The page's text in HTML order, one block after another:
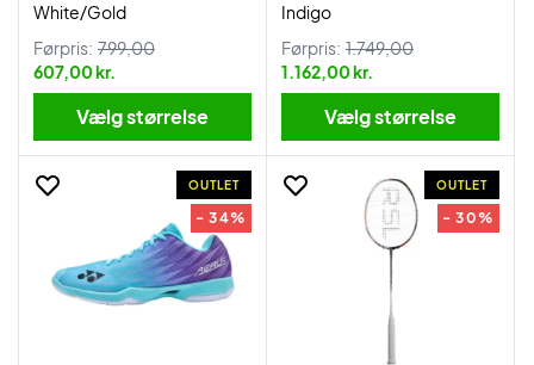
White/Gold
Førpris: 799,00
607,00 kr.
Vælg størrelse
Indigo
Førpris: 1.749,00
1.162,00 kr.
Vælg størrelse
OUTLET
- 34%
OUTLET
- 30%